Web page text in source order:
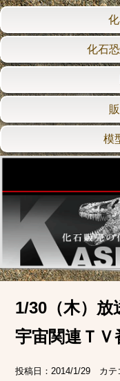
化石
模
1/30（木）放
宇宙関連ＴＶ
投稿日：2014/1/29 カテ